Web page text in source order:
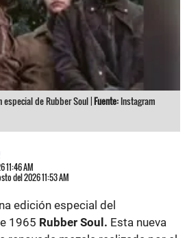
especial de Rubber Soul |Fuente: Instagram
11:46 AM
del 2026 11:53 AM
edición especial del
1965 Rubber Soul. Esta nueva